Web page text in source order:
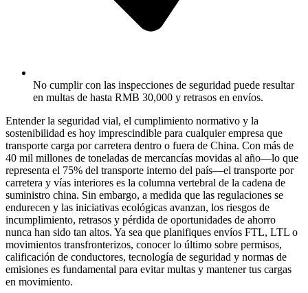
No cumplir con las inspecciones de seguridad puede resultar
en multas de hasta RMB 30,000 y retrasos en envíos.
Entender la seguridad vial, el cumplimiento normativo y la
sostenibilidad es hoy imprescindible para cualquier empresa que
transporte carga por carretera dentro o fuera de China. Con más de
40 mil millones de toneladas de mercancías movidas al año—lo que
representa el 75% del transporte interno del país—el transporte por
carretera y vías interiores es la columna vertebral de la cadena de
suministro china. Sin embargo, a medida que las regulaciones se
endurecen y las iniciativas ecológicas avanzan, los riesgos de
incumplimiento, retrasos y pérdida de oportunidades de ahorro
nunca han sido tan altos. Ya sea que planifiques envíos FTL, LTL o
movimientos transfronterizos, conocer lo último sobre permisos,
calificación de conductores, tecnología de seguridad y normas de
emisiones es fundamental para evitar multas y mantener tus cargas
en movimiento.